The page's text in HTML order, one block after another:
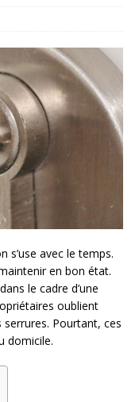
s’use avec le temps.
en bon état.
le cadre d’une
oublient
Pourtant, ces
domicile.